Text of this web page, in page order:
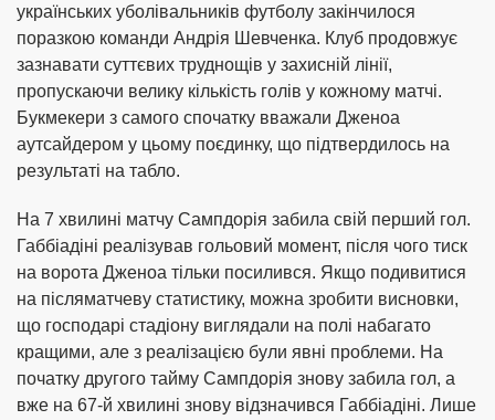
українських уболівальників футболу закінчилося
поразкою команди Андрія Шевченка. Клуб продовжує
зазнавати суттєвих труднощів у захисній лінії,
пропускаючи велику кількість голів у кожному матчі.
Букмекери з самого спочатку вважали Дженоа
аутсайдером у цьому поєдинку, що підтвердилось на
результаті на табло.
На 7 хвилині матчу Сампдорія забила свій перший гол.
Габбіадіні реалізував гольовий момент, після чого тиск
на ворота Дженоа тільки посилився. Якщо подивитися
на післяматчеву статистику, можна зробити висновки,
що господарі стадіону виглядали на полі набагато
кращими, але з реалізацією були явні проблеми. На
початку другого тайму Сампдорія знову забила гол, а
вже на 67-й хвилині знову відзначився Габбіадіні. Лише